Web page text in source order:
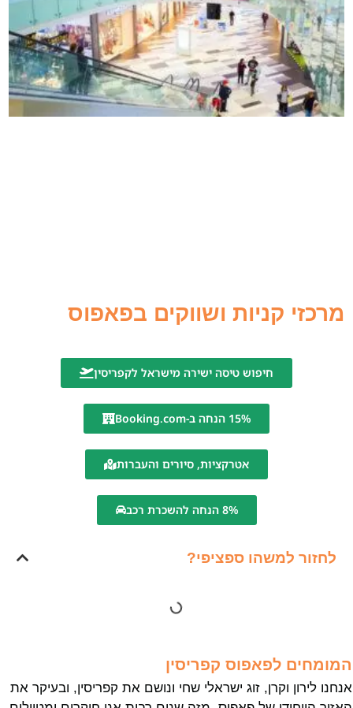
מרכזי קניות ושווקים בפאפוס
חיפוש טיסה ישירה מישראל לקפריסין
15% הנחה ב-Booking.com
אטרקציות, סיורים והעברות
8% הנחה להשכרת רכב
לחזור למשהו ספציפי?
המומחים לפאפוס קפריסין
אנחנו לירון וקרן, זוג ישראלי שחי ונושם את קפריסין, ובעיקר את